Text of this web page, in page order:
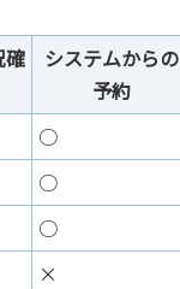
確
システムからの
予約
○
○
○
×